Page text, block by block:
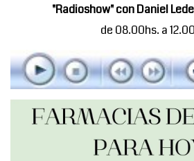
"Radioshow" con Daniel
de 08.00hs. a